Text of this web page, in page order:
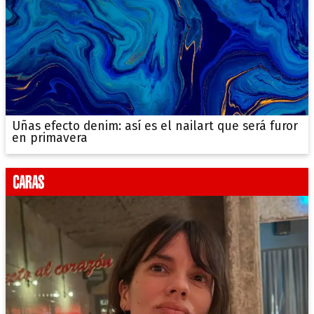
Uñas efecto denim: así es el nailart que será furor
en primavera